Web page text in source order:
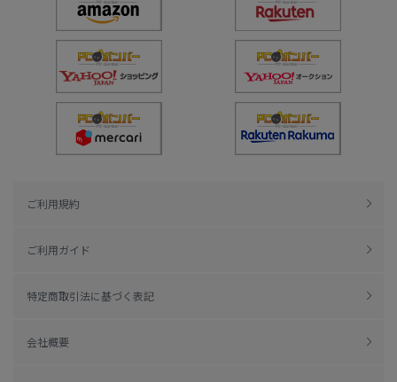
ご利用規約
ご利用ガイド
特定商取引法に基づく表記
会社概要